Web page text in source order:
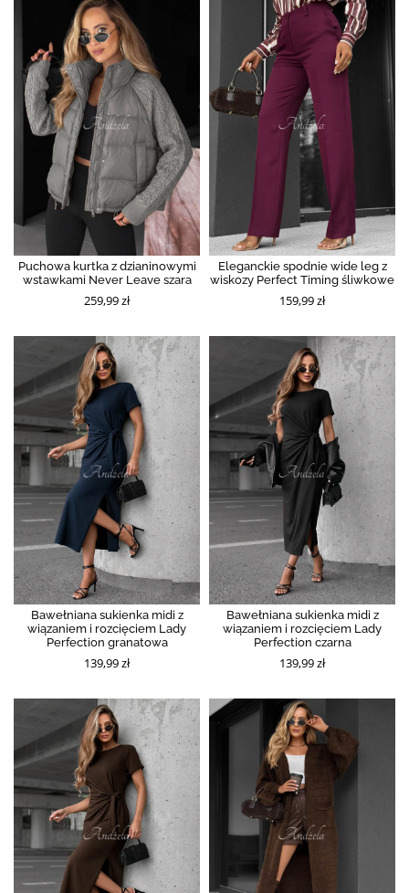
Puchowa kurtka z dzianinowymi
wstawkami Never Leave szara
259,99 zł
Eleganckie spodnie wide leg z
wiskozy Perfect Timing śliwkowe
159,99 zł
Bawełniana sukienka midi z
wiązaniem i rozcięciem Lady
Perfection granatowa
139,99 zł
Bawełniana sukienka midi z
wiązaniem i rozcięciem Lady
Perfection czarna
139,99 zł